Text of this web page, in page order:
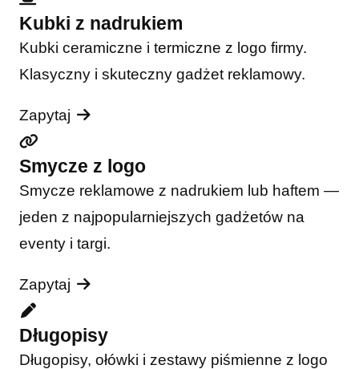
Kubki z nadrukiem
Kubki ceramiczne i termiczne z logo firmy.
Klasyczny i skuteczny gadżet reklamowy.
Zapytaj
Smycze z logo
Smycze reklamowe z nadrukiem lub haftem —
jeden z najpopularniejszych gadżetów na
eventy i targi.
Zapytaj
Długopisy
Długopisy, ołówki i zestawy piśmienne z logo